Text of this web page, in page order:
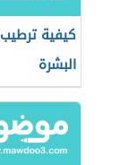
كيفية ترطيب
البشرة